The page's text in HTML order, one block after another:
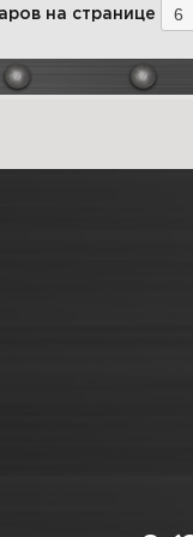
на странице 6